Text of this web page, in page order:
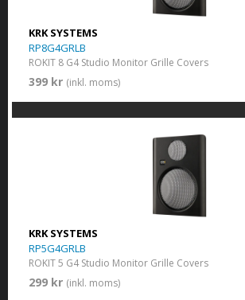
KRK SYSTEMS
RP8G4GRLB
ROKIT 8 G4 Studio Monitor Grille Covers
399 kr (inkl. moms)
KRK SYSTEMS
RP5G4GRLB
ROKIT 5 G4 Studio Monitor Grille Covers
299 kr (inkl. moms)